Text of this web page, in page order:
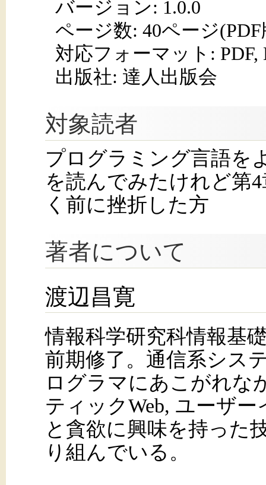
バージョン: 1.0.0
ページ数: 40ページ
対応フォーマット: PDF,
出版社: 達人出版会
対象読者
プログラミング言語を
を読んでみたけれど第
く前に挫折した方
著者について
渡辺昌寛
情報科学研究科情報基
前期修了。通信系シス
ログラマにあこがれな
ティックWeb, ユーザ
と貪欲に興味を持った
り組んでいる。